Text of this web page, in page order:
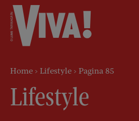
Home > Lifestyle > Pagina 85
Lifestyle